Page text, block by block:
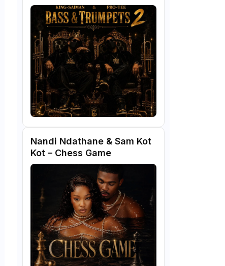
Nandi Ndathane & Sam Kot
Kot – Chess Game